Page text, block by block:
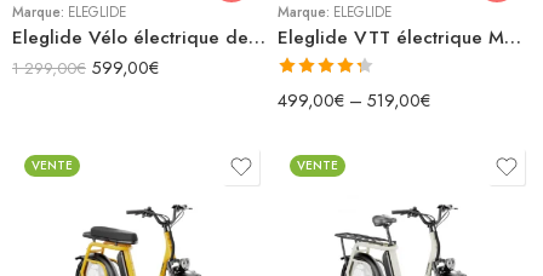
Marque: ELEGLIDE
Eleglide Vélo électrique de ville C2
1 299,00€ 599,00€
Marque: ELEGLIDE
Eleglide VTT électrique Mopride 1 Plus (avec application)
Note4.33
sur 5
499,00€ – 519,00€
VENTE
Beige
VENTE
Beige